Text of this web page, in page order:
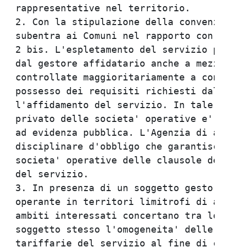
2. Con la stipulazione della
subentra ai Comuni nel
2 bis. L'espletamento del
dal gestore affidatario anche a
controllate
possesso dei requisiti
l'affidamento del servizio. In
privato delle societa'
ad evidenza pubblica.
disciplinare d'obbligo che
societa' operative delle
del
3. In presenza di un soggetto
operante in territori limitrofi
ambiti interessati
soggetto stesso
tariffarie del servizio al fine